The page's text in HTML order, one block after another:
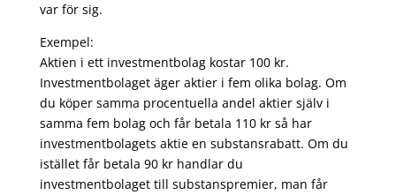
var för sig.
Exempel:
Aktien i ett investmentbolag kostar 100 kr.
Investmentbolaget äger aktier i fem olika bolag. Om
du köper samma procentuella andel aktier själv i
samma fem bolag och får betala 110 kr så har
investmentbolagets aktie en substansrabatt. Om du
istället får betala 90 kr handlar du
investmentbolaget till substanspremier, man får